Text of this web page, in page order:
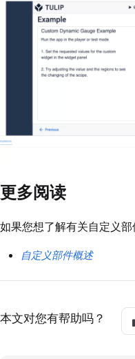
更多阅读
如果您想了解有关自定义
自定义部件概述
本文对您有帮助吗？